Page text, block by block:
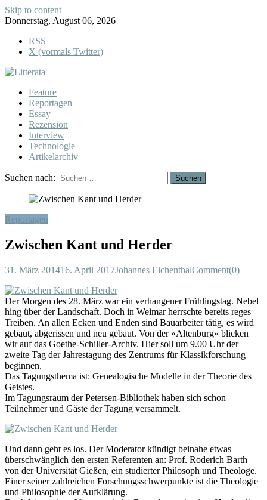
Skip to content
Donnerstag, August 06, 2026
RSS
X (vormals Twitter)
Feature
Reportagen
Essay
Rezension
Interview
Technologie
Artikelarchiv
Suchen nach:
Reportagen
Zwischen Kant und Herder
31. März 201416. April 2017Johannes EichenthalComment(0)
Der Morgen des 28. März war ein verhangener Frühlingstag. Nebel
hing über der Landschaft. Doch in Weimar herrschte bereits reges
Treiben. An allen Ecken und Enden sind Bauarbeiter tätig, es wird
gebaut, abgerissen und neu gebaut. Von der »Altenburg« blicken
wir auf das Goethe-Schiller-Archiv. Hier soll um 9.00 Uhr der
zweite Tag der Jahrestagung des Zentrums für Klassikforschung
beginnen.
Das Tagungsthema ist: Genealogische Modelle in der Theorie des
Geistes.
Im Tagungsraum der Petersen-Bibliothek haben sich schon
Teilnehmer und Gäste der Tagung versammelt.
Und dann geht es los. Der Moderator kündigt beinahe etwas
überschwänglich den ersten Referenten an: Prof. Roderich Barth
von der Universität Gießen, ein studierter Philosoph und Theologe.
Einer seiner zahlreichen Forschungsschwerpunkte ist die Theologie
und Philosophie der Aufklärung.